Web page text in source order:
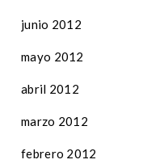
junio 2012
mayo 2012
abril 2012
marzo 2012
febrero 2012